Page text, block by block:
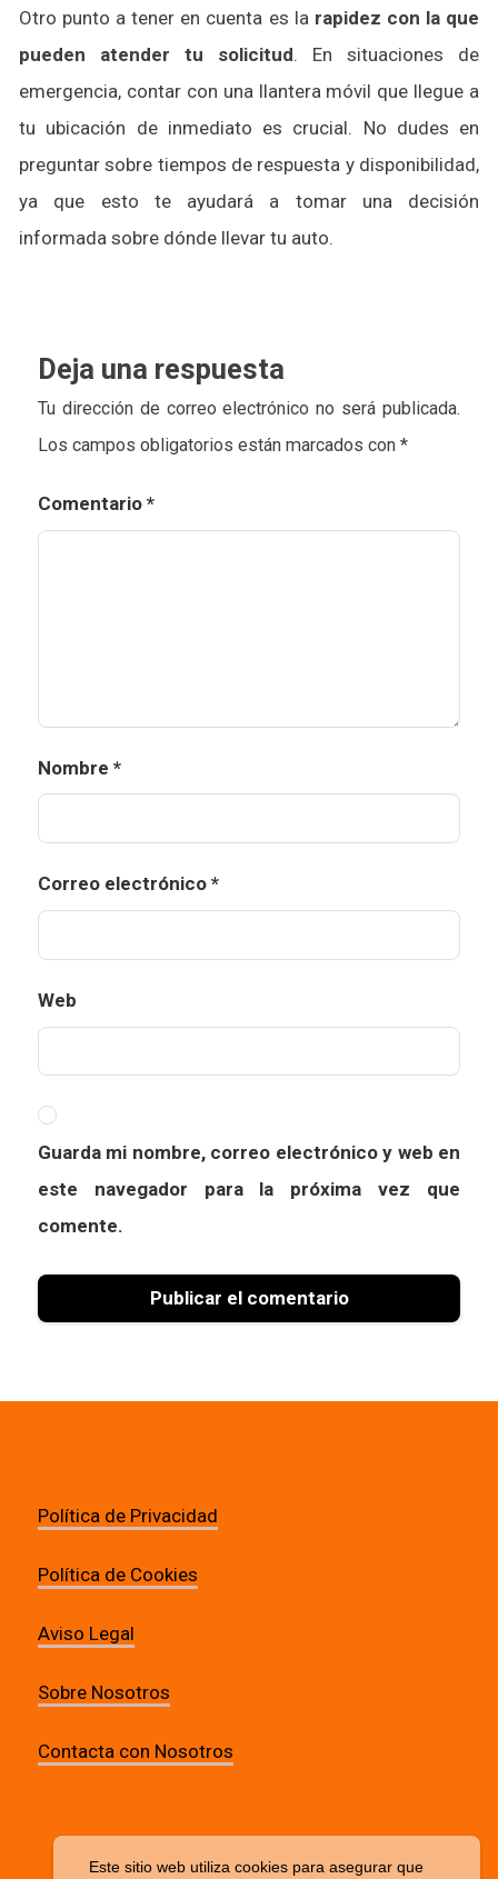
Otro punto a tener en cuenta es la rapidez con la que
pueden atender tu solicitud. En situaciones de
emergencia, contar con una llantera móvil que llegue a
tu ubicación de inmediato es crucial. No dudes en
preguntar sobre tiempos de respuesta y disponibilidad,
ya que esto te ayudará a tomar una decisión
informada sobre dónde llevar tu auto.
Deja una respuesta
Tu dirección de correo electrónico no será publicada.
Los campos obligatorios están marcados con *
Comentario *
Nombre *
Correo electrónico *
Web
Guarda mi nombre, correo electrónico y web en
este navegador para la próxima vez que
comente.
Política de Privacidad
Política de Cookies
Aviso Legal
Sobre Nosotros
Contacta con Nosotros
Este sitio web utiliza cookies para asegurar que